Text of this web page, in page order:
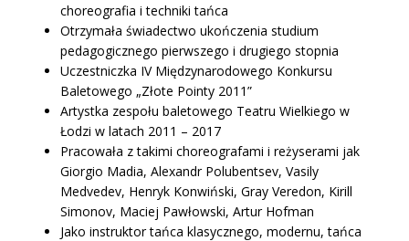
choreografia i techniki tańca
Otrzymała świadectwo ukończenia studium
pedagogicznego pierwszego i drugiego stopnia
Uczestniczka IV Międzynarodowego Konkursu
Baletowego „Złote Pointy 2011”
Artystka zespołu baletowego Teatru Wielkiego w
Łodzi w latach 2011 – 2017
Pracowała z takimi choreografami i reżyserami jak
Giorgio Madia, Alexandr Polubentsev, Vasily
Medvedev, Henryk Konwiński, Gray Veredon, Kirill
Simonov, Maciej Pawłowski, Artur Hofman
Jako instruktor tańca klasycznego, modernu, tańca